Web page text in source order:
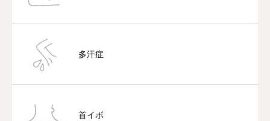
多汗症
首イボ